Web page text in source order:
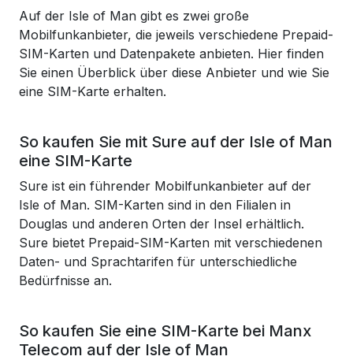
Auf der Isle of Man gibt es zwei große
Mobilfunkanbieter, die jeweils verschiedene Prepaid-
SIM-Karten und Datenpakete anbieten. Hier finden
Sie einen Überblick über diese Anbieter und wie Sie
eine SIM-Karte erhalten.
So kaufen Sie mit Sure auf der Isle of Man
eine SIM-Karte
Sure ist ein führender Mobilfunkanbieter auf der
Isle of Man. SIM-Karten sind in den Filialen in
Douglas und anderen Orten der Insel erhältlich.
Sure bietet Prepaid-SIM-Karten mit verschiedenen
Daten- und Sprachtarifen für unterschiedliche
Bedürfnisse an.
So kaufen Sie eine SIM-Karte bei Manx
Telecom auf der Isle of Man